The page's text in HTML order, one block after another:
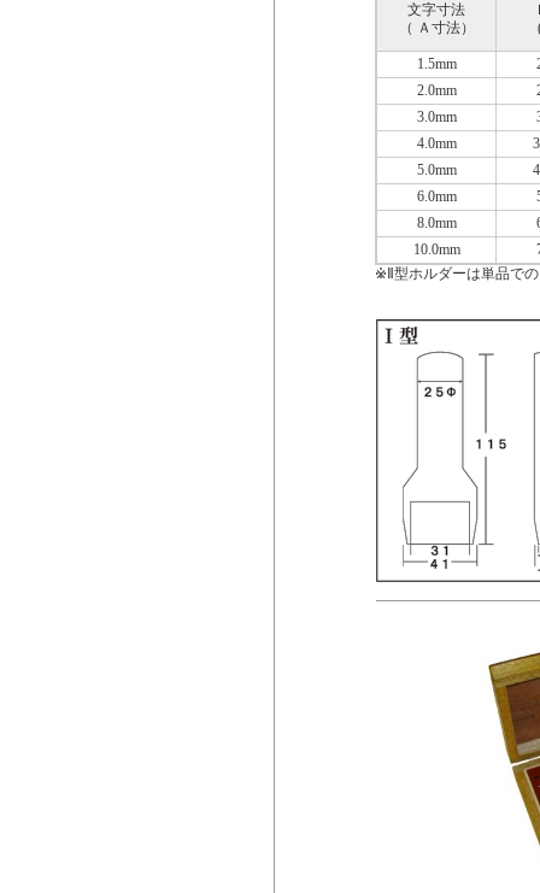
文字寸法
（ Ａ寸法）
1.5mm
2.0mm
3.0mm
4.0mm
5.0mm
6.0mm
8.0mm
10.0mm
※Ⅱ型ホルダーは単品で